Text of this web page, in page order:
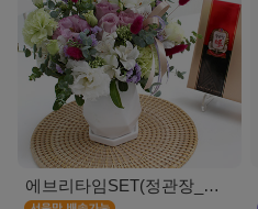
에브리타임SET(정관장_서울)